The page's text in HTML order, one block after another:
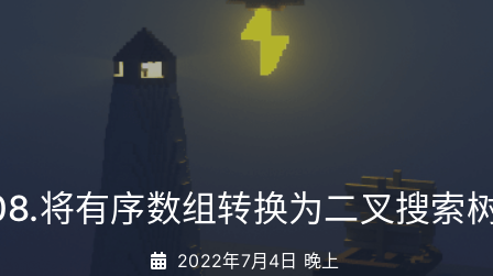
将有序数组转换为二叉搜索
2022年7月4日 晚上